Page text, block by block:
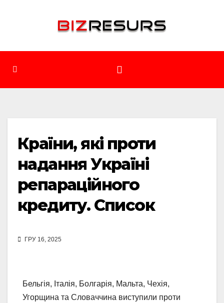
Країни, які проти
надання Україні
репараційного
кредиту. Список
ГРУ 16, 2025
Бельгія, Італія, Болгарія, Мальта, Чехія,
Угорщина та Словаччина виступили проти